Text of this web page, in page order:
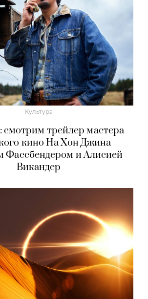
Культура
смотрим трейлер мастера
кино На Хон Джина
Фассбендером и Алисией
Викандер